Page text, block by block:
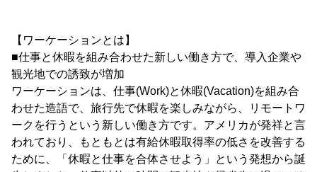
【ワーケーションとは】
■仕事と休暇を組み合わせた新しい働き方で、導入企業や
観光地での誘致が増加
ワーケーションは、仕事(Work)と休暇(Vacation)を組み合
わせた造語で、旅行先で休暇を楽しみながら、リモートワ
ークを行うという新しい働き方です。アメリカが発祥と言
われており、もともとは有給休暇取得率の低さを改善する
ために、「休暇と仕事を合体させよう」という発想から誕